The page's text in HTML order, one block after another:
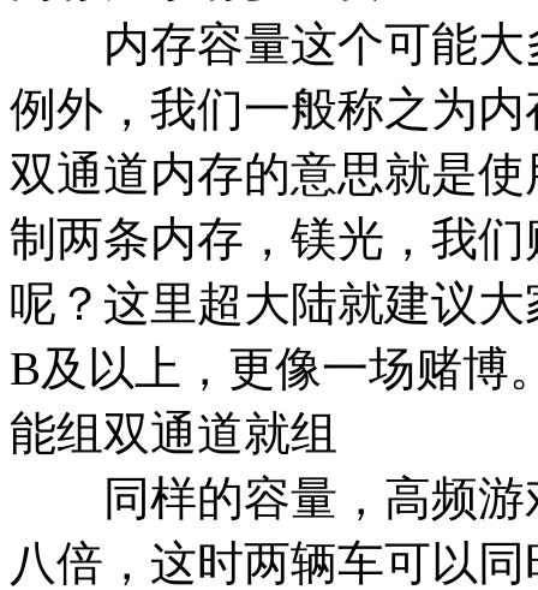
内存容量这个可能大
例外，我们一般称之为
双通道内存的意思就是
制两条内存，镁光，我
呢？这里超大陆就建议
B及以上，更像一场赌博
能组双通道就组
同样的容量，高频游
八倍，这时两辆车可以